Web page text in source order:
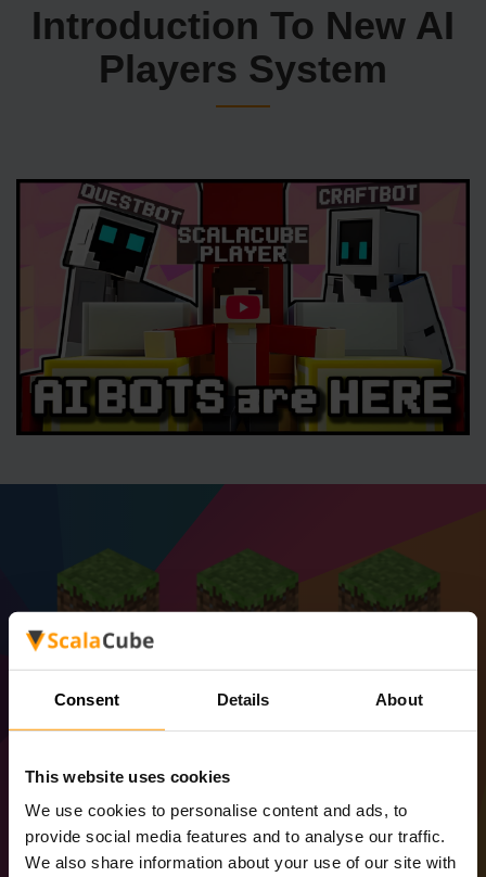
Consent Details About
This website uses cookies
We use cookies to personalise content and ads, to
provide social media features and to analyse our traffic.
We also share information about your use of our site with
Introduction To New AI
Players System